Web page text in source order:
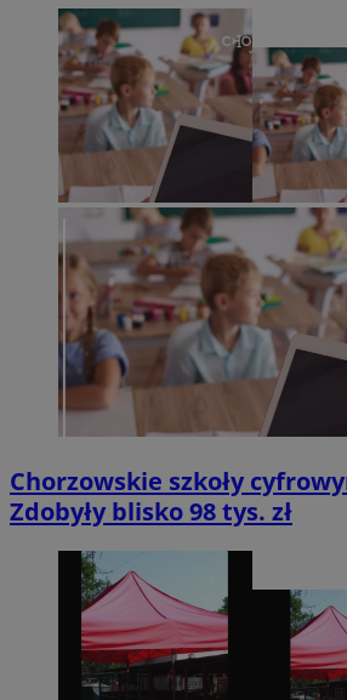
Chorzowskie szkoły
Zdobyły blisko 98 tys. zł